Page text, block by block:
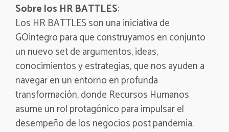
Sobre los HR BATTLES:
Los HR BATTLES son una iniciativa de
GOintegro para que construyamos en conjunto
un nuevo set de argumentos, ideas,
conocimientos y estrategias, que nos ayuden a
navegar en un entorno en profunda
transformación, donde Recursos Humanos
asume un rol protagónico para impulsar el
desempeño de los negocios post pandemia.